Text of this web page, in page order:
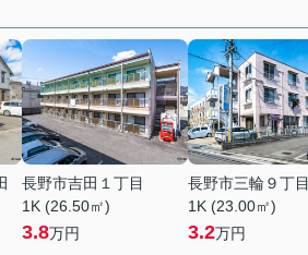
長野市吉田１丁目
1K (26.50㎡)
3.8万円
長野市三輪９丁目
1K (23.00㎡)
3.2万円